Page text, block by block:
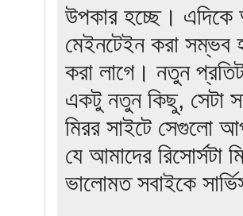
উপকার হচ্ছে।
মেইনটেইন করা
করা লাগে। নতুন
একটু নতুন কিছু, সেটা
মিরর সাইটে সেগুলো
যে আমাদের রিসোর্সটা
ভালোমত সবাইকে